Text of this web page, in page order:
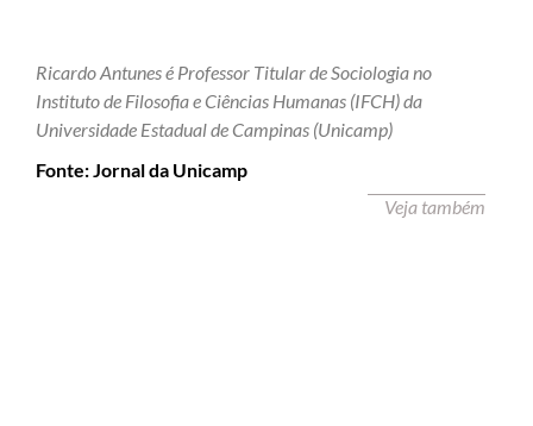
Ricardo Antunes é Professor Titular de Sociologia no
Instituto de Filosofia e Ciências Humanas (IFCH) da
Universidade Estadual de Campinas (Unicamp)
Fonte: Jornal da Unicamp
Veja também